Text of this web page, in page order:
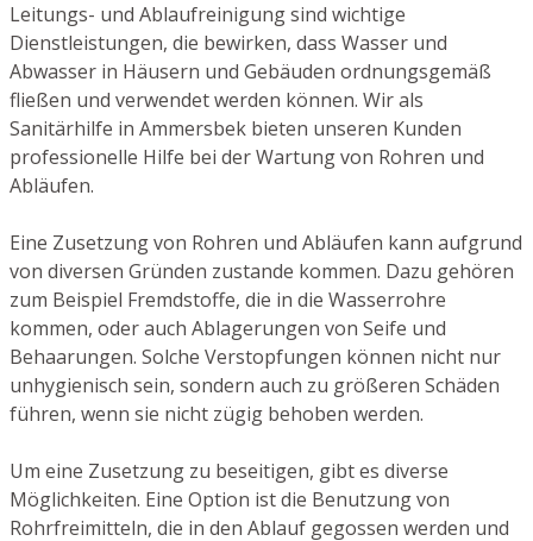
Leitungs- und Ablaufreinigung sind wichtige
Dienstleistungen, die bewirken, dass Wasser und
Abwasser in Häusern und Gebäuden ordnungsgemäß
fließen und verwendet werden können. Wir als
Sanitärhilfe in Ammersbek bieten unseren Kunden
professionelle Hilfe bei der Wartung von Rohren und
Abläufen.
Eine Zusetzung von Rohren und Abläufen kann aufgrund
von diversen Gründen zustande kommen. Dazu gehören
zum Beispiel Fremdstoffe, die in die Wasserrohre
kommen, oder auch Ablagerungen von Seife und
Behaarungen. Solche Verstopfungen können nicht nur
unhygienisch sein, sondern auch zu größeren Schäden
führen, wenn sie nicht zügig behoben werden.
Um eine Zusetzung zu beseitigen, gibt es diverse
Möglichkeiten. Eine Option ist die Benutzung von
Rohrfreimitteln, die in den Ablauf gegossen werden und